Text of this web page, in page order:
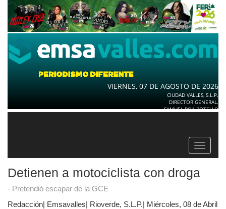
VIERNES, 07 DE AGOSTO DE 2026
CIUDAD VALLES, S.L.P.
DIRECTOR GENERAL.
SAMUEL ROA BOTELLO
Toggle
Detienen a motociclista con droga
- Pretendió escapar de la GCE
Redacción| Emsavalles| Rioverde, S.L.P.| Miércoles, 08 de Abril